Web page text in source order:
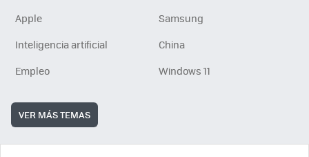
Apple
Samsung
Inteligencia artificial
China
Empleo
Windows 11
VER MÁS TEMAS